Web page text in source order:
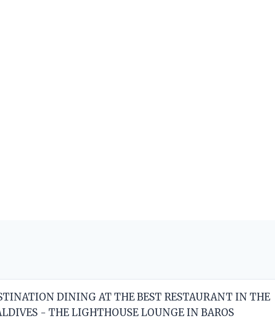
DINING AT THE BEST RESTAURANT IN THE
- THE LIGHTHOUSE LOUNGE IN BAROS